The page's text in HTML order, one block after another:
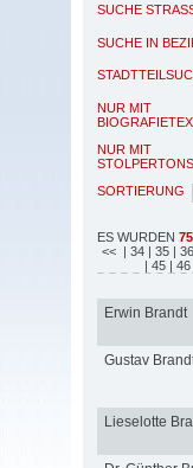
SUCHE
SUCHE IN
NUR MIT
NUR MIT
SORTIERUNG
ES WURDEN
<< | 34 | 35 | 36
| 45 | 46
Erwin Brandt
Gustav
Lieselotte